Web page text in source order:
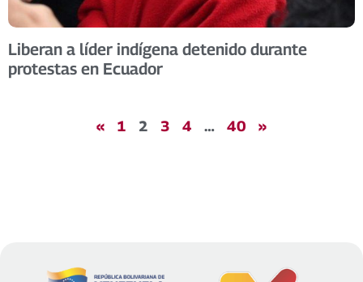
Liberan a líder indígena detenido durante
protestas en Ecuador
« 1 2 3 4 … 40 »